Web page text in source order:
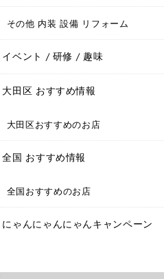
その他 内装 設備 リフォーム
イベント / 研修 / 趣味
大田区 おすすめ情報
大田区おすすめのお店
全国 おすすめ情報
全国おすすめのお店
にゃんにゃんにゃんキャンペーン